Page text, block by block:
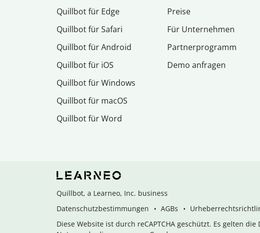
Quillbot für Edge
Quillbot für Safari
Quillbot für Android
Quillbot für iOS
Quillbot für Windows
Quillbot für macOS
Quillbot für Word
Preise
Für Unternehmen
Partnerprogramm
Demo anfragen
Quillbot, a Learneo, Inc. business
Datenschutzbestimmungen
AGBs
Diese Website ist durch reCAPTCHA geschützt. Es gelten